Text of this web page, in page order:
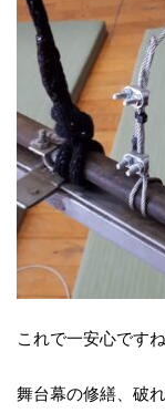
これで一安心ですね
舞台幕の修繕、破